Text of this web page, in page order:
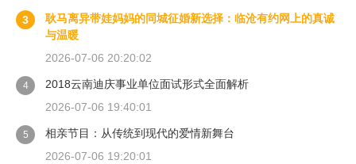
3
耿马离异带娃妈妈的同城征婚新选择：临沧有约网上的真诚
与温暖
2026-07-06 20:20:02
4
2018云南迪庆事业单位面试形式全面解析
2026-07-06 19:40:01
5
相亲节目：从传统到现代的爱情新舞台
2026-07-06 19:20:01